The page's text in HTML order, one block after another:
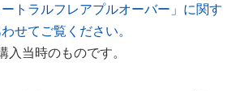
トラルフレアプルオーバー」に関す
せてご覧ください。
当時のものです。